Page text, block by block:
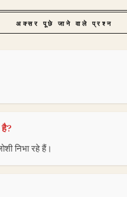
अक्सर पूछे जाने वाले प्रश्न
निभा रहे हैं।